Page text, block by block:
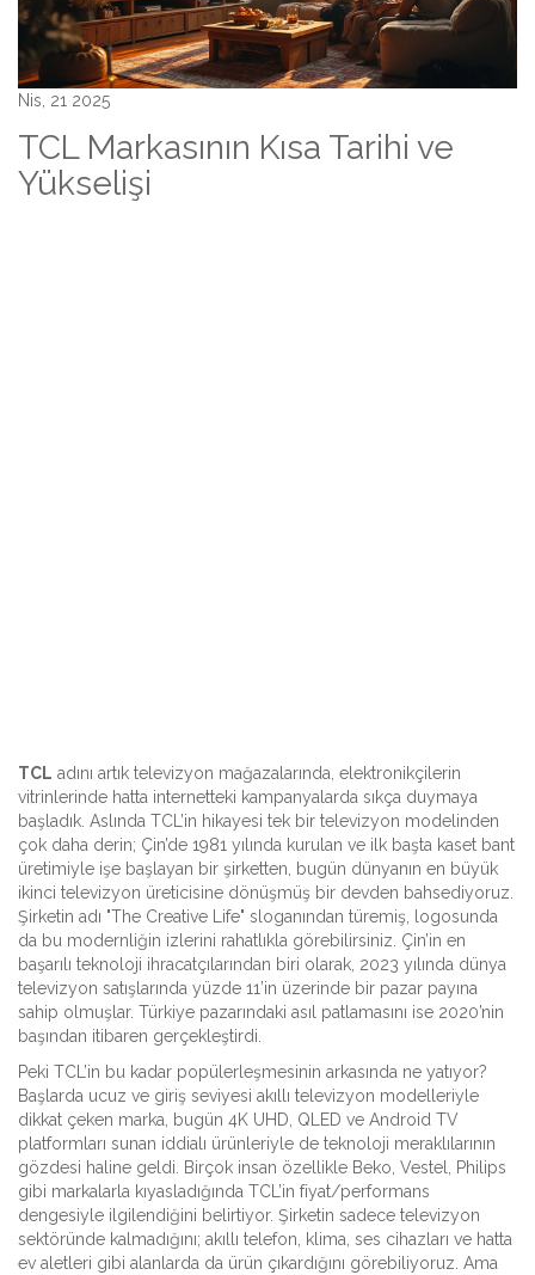
Nis, 21 2025
TCL Markasının Kısa Tarihi ve
Yükselişi
TCL adını artık televizyon mağazalarında, elektronikçilerin
vitrinlerinde hatta internetteki kampanyalarda sıkça duymaya
başladık. Aslında TCL’in hikayesi tek bir televizyon modelinden
çok daha derin; Çin’de 1981 yılında kurulan ve ilk başta kaset bant
üretimiyle işe başlayan bir şirketten, bugün dünyanın en büyük
ikinci televizyon üreticisine dönüşmüş bir devden bahsediyoruz.
Şirketin adı "The Creative Life" sloganından türemiş, logosunda
da bu modernliğin izlerini rahatlıkla görebilirsiniz. Çin’in en
başarılı teknoloji ihracatçılarından biri olarak, 2023 yılında dünya
televizyon satışlarında yüzde 11’in üzerinde bir pazar payına
sahip olmuşlar. Türkiye pazarındaki asıl patlamasını ise 2020’nin
başından itibaren gerçekleştirdi.
Peki TCL’in bu kadar popülerleşmesinin arkasında ne yatıyor?
Başlarda ucuz ve giriş seviyesi akıllı televizyon modelleriyle
dikkat çeken marka, bugün 4K UHD, QLED ve Android TV
platformları sunan iddialı ürünleriyle de teknoloji meraklılarının
gözdesi haline geldi. Birçok insan özellikle Beko, Vestel, Philips
gibi markalarla kıyasladığında TCL’in fiyat/performans
dengesiyle ilgilendiğini belirtiyor. Şirketin sadece televizyon
sektöründe kalmadığını; akıllı telefon, klima, ses cihazları ve hatta
ev aletleri gibi alanlarda da ürün çıkardığını görebiliyoruz. Ama